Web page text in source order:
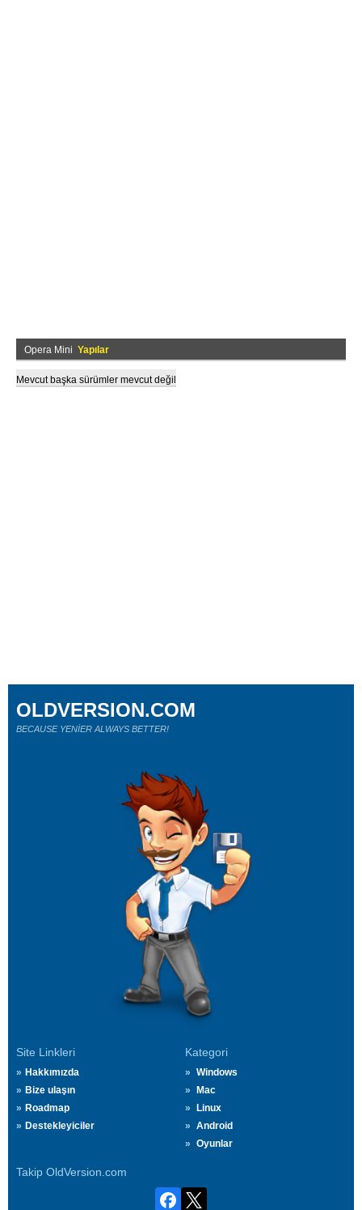
Opera Mini Yapılar
Mevcut başka sürümler mevcut değil
Site Linkleri
Hakkımızda
Bize ulaşın
Roadmap
Destekleyiciler
Kategori
Windows
Mac
Linux
Android
Oyunlar
Takip OldVersion.com
OLDVERSION.COM
BECAUSE YENİER ALWAYS BETTER!